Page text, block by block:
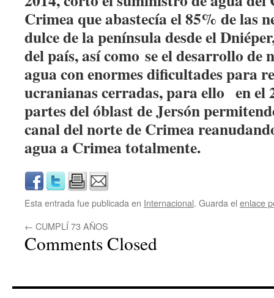
Crimea que abastecía el 85% de las
dulce de la península desde el
del país, así como se el desarrollo de
agua con enormes dificultades para
ucranianas cerradas, para ello en el
partes del óblast de Jersón
canal del norte de Crimea
agua a Crimea totalmente.
Esta entrada fue publicada en Internacional. Guarda el enlace
← CUMPLÍ 73 AÑOS
Comments Closed